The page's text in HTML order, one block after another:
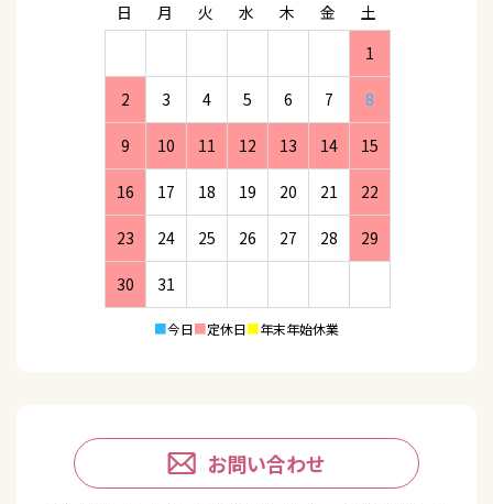
日
月 火 水 木 金
土
1
2 3 4 5 6 7 8
9 10 11 12 13 14 15
16 17 18 19 20 21 22
23 24 25 26 27 28 29
30 31
■今日■定休日■年末年始休業
お問い合わせ